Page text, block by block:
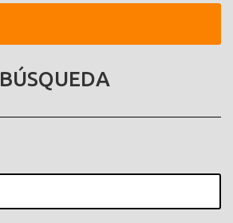
BÚSQUEDA